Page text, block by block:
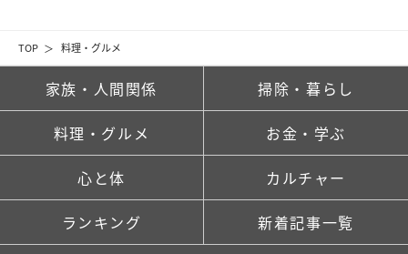
TOP 料理・グルメ
家族・人間関係 掃除・暮らし
料理・グルメ お金・学ぶ
心と体 カルチャー
ランキング 新着記事一覧